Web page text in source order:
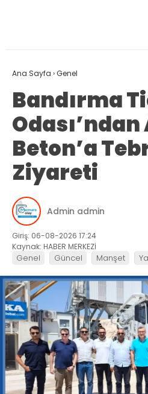
Ana Sayfa ›Genel
Bandırma
Beton’a
Ziyareti
Admin admin
Giriş: 06-08-2026 17:24
Kaynak: HABER MERKEZİ
Genel Güncel Manşet